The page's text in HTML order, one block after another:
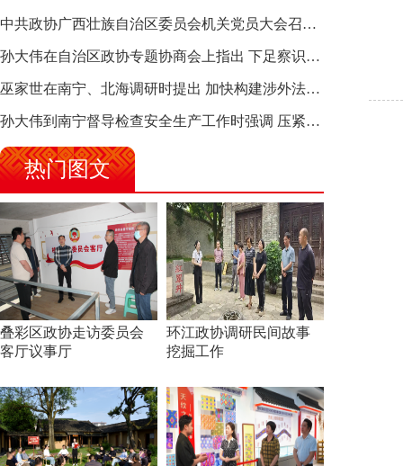
中共政协广西壮族自治区委员会机关党员大会召开 选举产生新一届机关党委、机关纪委
孙大伟在自治区政协专题协商会上指出 下足察识谋督之功 恪尽服务大局之责 助推有色金属、关键金属产业高质量发展
巫家世在南宁、北海调研时提出 加快构建涉外法律供给集群 护航向海经济高质量发展
孙大伟到南宁督导检查安全生产工作时强调 压紧压实责任 狠抓隐患整治 坚决筑牢安全生产防线
热门图文
叠彩区政协走访委员会
客厅议事厅
环江政协调研民间故事
挖掘工作